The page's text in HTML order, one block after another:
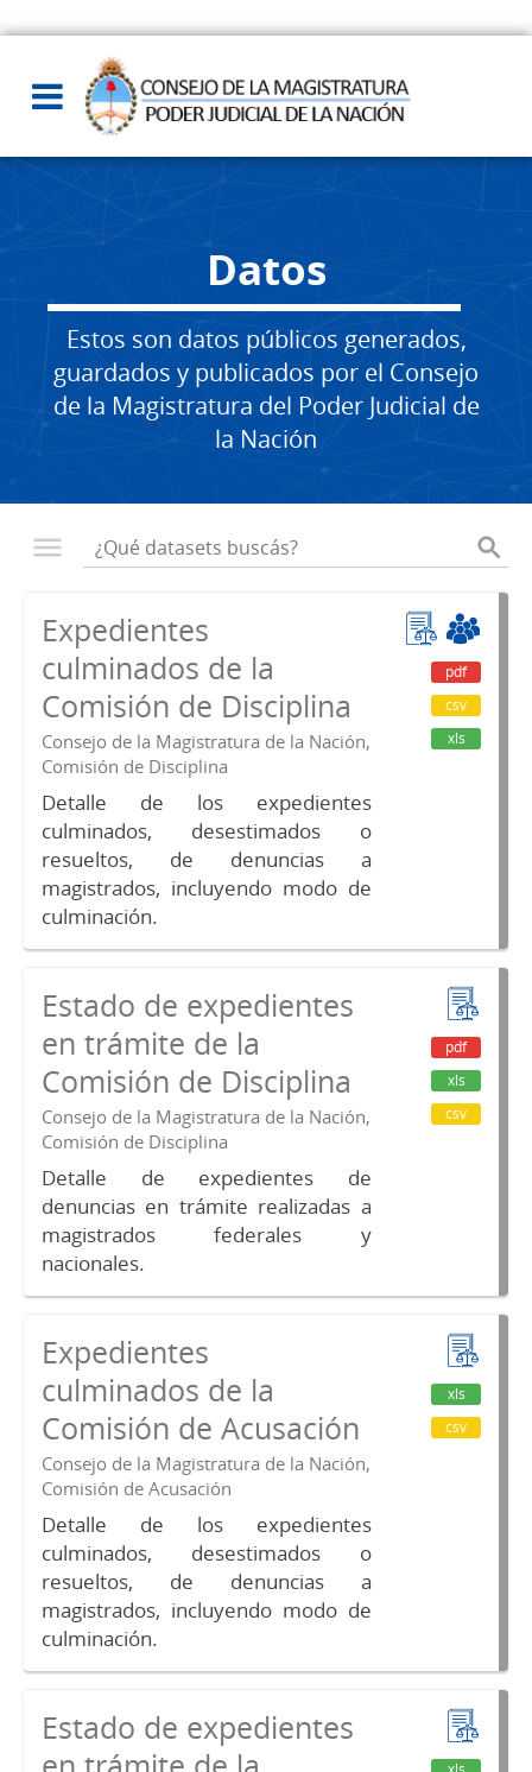
Datos
Estos son datos públicos generados,
guardados y publicados por el Consejo
de la Magistratura del Poder Judicial de
la Nación
Expedientes
culminados de la
Comisión de Disciplina
Consejo de la Magistratura de la Nación,
Comisión de Disciplina
Detalle de los expedientes
culminados, desestimados o
resueltos, de denuncias a
magistrados, incluyendo modo de
culminación.
pdf
csv
xls
Estado de expedientes
en trámite de la
Comisión de Disciplina
Consejo de la Magistratura de la Nación,
Comisión de Disciplina
Detalle de expedientes de
denuncias en trámite realizadas a
magistrados federales y
nacionales.
pdf
xls
csv
Expedientes
culminados de la
Comisión de Acusación
Consejo de la Magistratura de la Nación,
Comisión de Acusación
Detalle de los expedientes
culminados, desestimados o
resueltos, de denuncias a
magistrados, incluyendo modo de
culminación.
xls
csv
Estado de expedientes